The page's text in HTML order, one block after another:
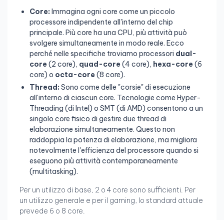
Core: Immagina ogni core come un piccolo
processore indipendente all'interno del chip
principale. Più core ha una CPU, più attività può
svolgere simultaneamente in modo reale. Ecco
perché nelle specifiche troviamo processori dual-
core (2 core), quad-core (4 core), hexa-core (6
core) o octa-core (8 core).
Thread: Sono come delle "corsie" di esecuzione
all'interno di ciascun core. Tecnologie come Hyper-
Threading (di Intel) o SMT (di AMD) consentono a un
singolo core fisico di gestire due thread di
elaborazione simultaneamente. Questo non
raddoppia la potenza di elaborazione, ma migliora
notevolmente l'efficienza del processore quando si
eseguono più attività contemporaneamente
(multitasking).
Per un utilizzo di base, 2 o 4 core sono sufficienti. Per
un utilizzo generale e per il gaming, lo standard attuale
prevede 6 o 8 core.